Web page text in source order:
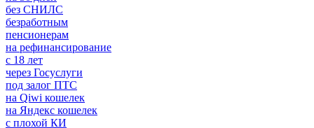
без СНИЛС
безработным
пенсионерам
на рефинансирование
с 18 лет
через Госуслуги
под залог ПТС
на Qiwi кошелек
на Яндекс кошелек
с плохой КИ